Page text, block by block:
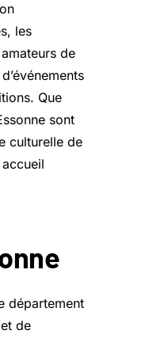
les
de
Que
sont
culturelle de
département
de